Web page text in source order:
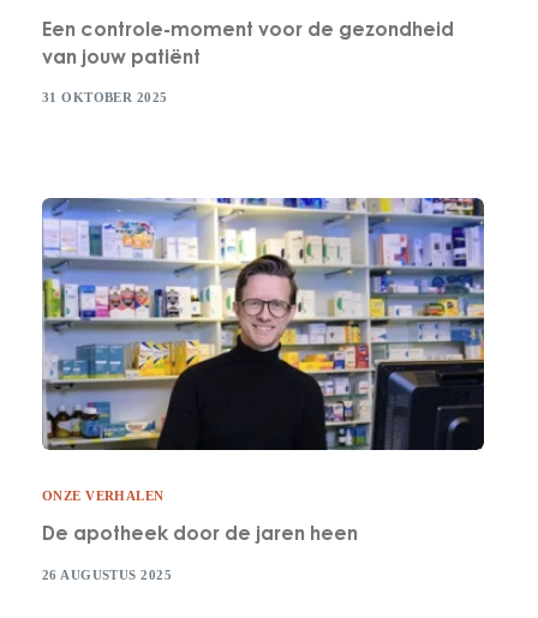
Een controle-moment voor de gezondheid
van jouw patiënt
31 OKTOBER 2025
ONZE VERHALEN
De apotheek door de jaren heen
26 AUGUSTUS 2025